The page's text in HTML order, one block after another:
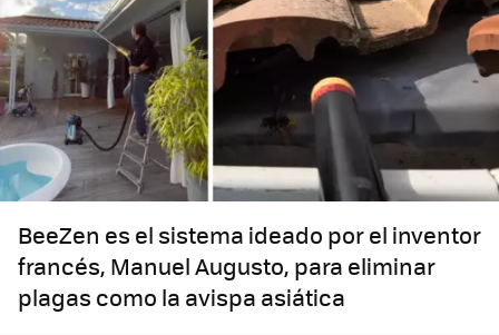
BeeZen es el sistema ideado por el inventor
francés, Manuel Augusto, para eliminar
plagas como la avispa asiática